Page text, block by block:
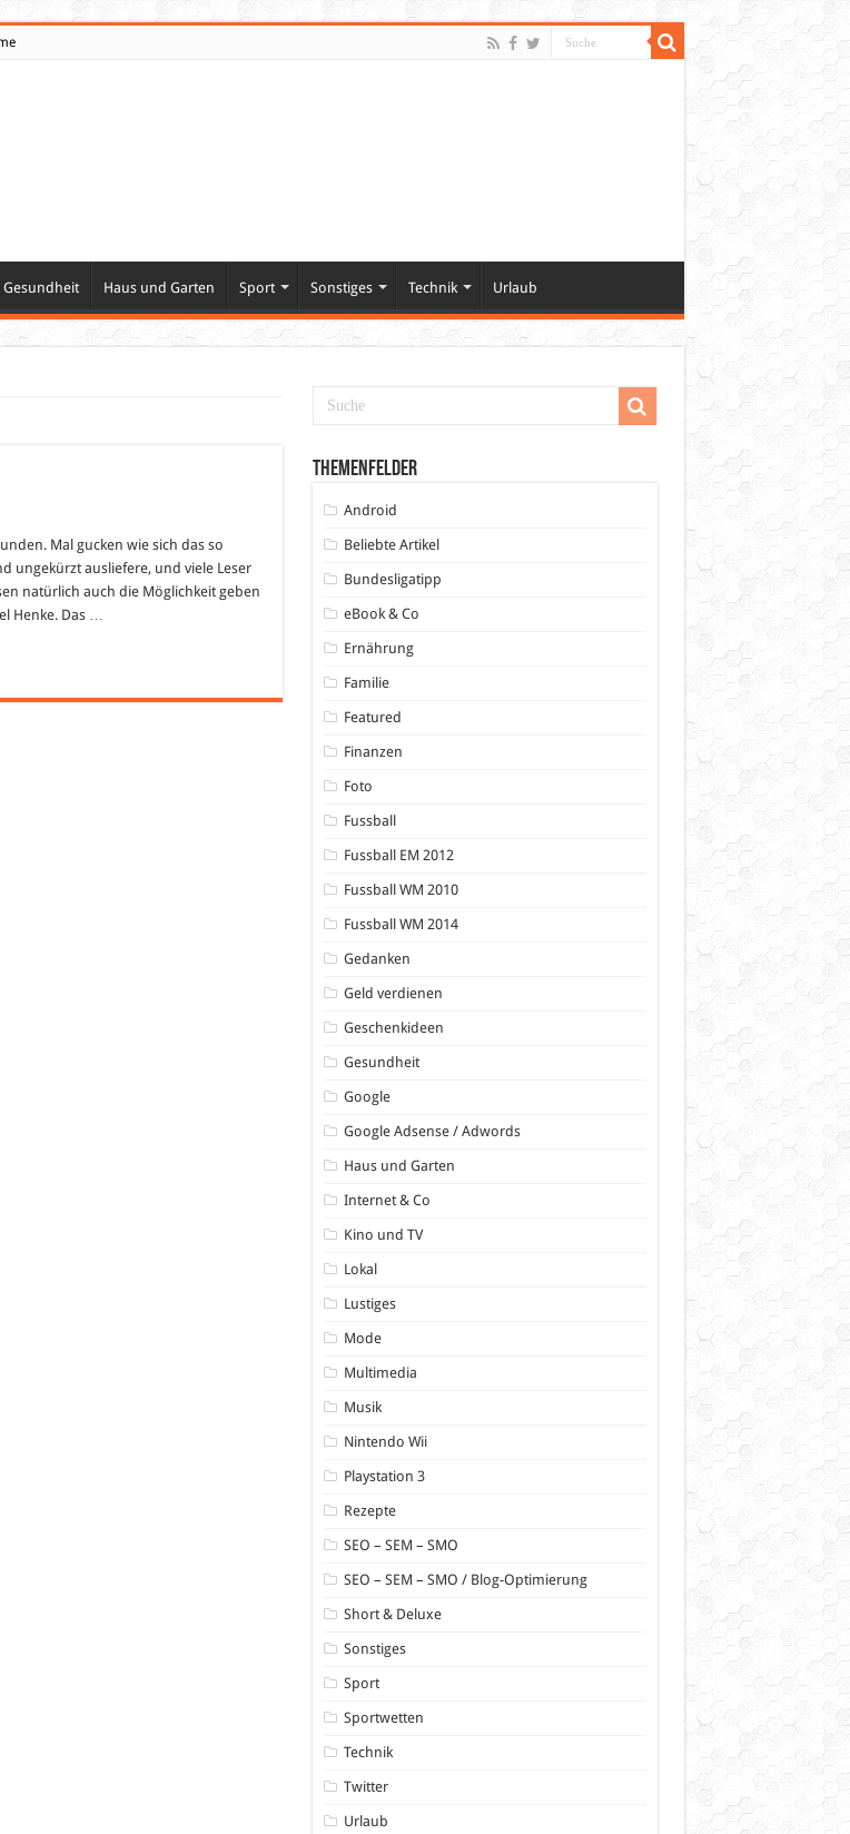
Gesundheit Haus und Garten Sport Sonstiges Technik Urlaub
Mal gucken wie sich das so
ungekürzt ausliefere, und viele Leser
natürlich auch die Möglichkeit geben
Henke. Das …
Themenfelder
Android
Beliebte Artikel
Bundesligatipp
eBook & Co
Ernährung
Familie
Featured
Finanzen
Foto
Fussball
Fussball EM 2012
Fussball WM 2010
Fussball WM 2014
Gedanken
Geld verdienen
Geschenkideen
Gesundheit
Google
Google Adsense / Adwords
Haus und Garten
Internet & Co
Kino und TV
Lokal
Lustiges
Mode
Multimedia
Musik
Nintendo Wii
Playstation 3
Rezepte
SEO – SEM – SMO
SEO – SEM – SMO / Blog-Optimierung
Short & Deluxe
Sonstiges
Sport
Sportwetten
Technik
Twitter
Urlaub